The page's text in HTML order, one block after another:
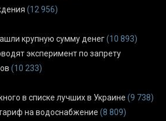
(12 956)
крупную сумму денег(10 893)
эксперимент по запрету
(10 233)
в списке лучших в Украине (9 738)
на водоснабжение (8 809)